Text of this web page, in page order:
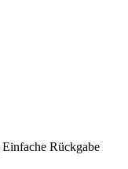
Einfache Rückgabe